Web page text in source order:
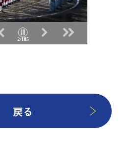
2/185
戻る